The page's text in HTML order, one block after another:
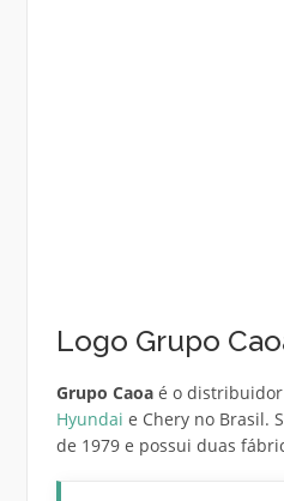
Logo Grupo
Grupo Caoaé o distribuidor
Hyundai e Chery no Brasil.
de 1979 e possui duas